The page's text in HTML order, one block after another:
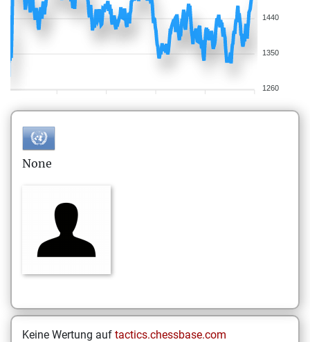
1440
1350
1260
None
Keine Wertung auf tactics.chessbase.com